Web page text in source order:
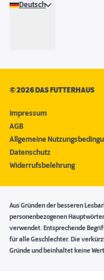
Deutsch
©2026 DAS FUTTERHAUS
Impressum
AGB
Allgemeine
Datenschutz
Widerrufsbelehrung
Aus Gründen der besseren
personenbezogenen
verwendet. Entsprechende
für alle Geschlechter. Die
Gründe und beinhaltet keine